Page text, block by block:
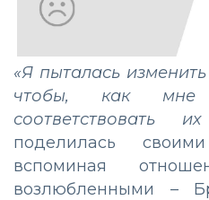
«Я пыталась
чтобы, как мне
соответствовать
поделилась
вспоминая
возлюбленными –